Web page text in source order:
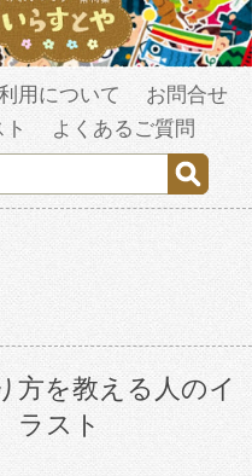
用について
お問合せ
よくあるご質問
方を教える人のイ
ラスト